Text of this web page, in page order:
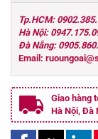
Tp.HCM:
Hà Nội:
Đà Nẵng:
Email:
Giao hàng
Hà Nội, Đà